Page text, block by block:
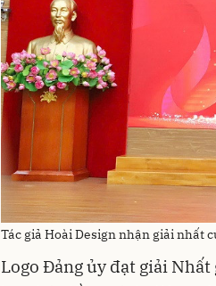
Tác giả Hoài Design nhận giải nhất
Logo Đảng ủy đạt giải